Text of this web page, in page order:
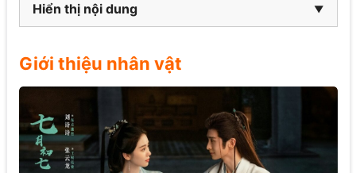
Hiển thị nội dung
Giới thiệu nhân vật